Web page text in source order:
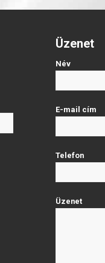
Üzenet
Név
E-mail cím
Telefon
Üzenet